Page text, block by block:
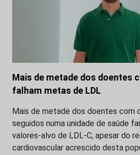
Mais de metade dos doentes
falham metas de LDL
Mais de metade dos doentes com
seguidos numa unidade de saúde
valores-alvo de LDL-C, apesar do
cardiovascular acrescido desta